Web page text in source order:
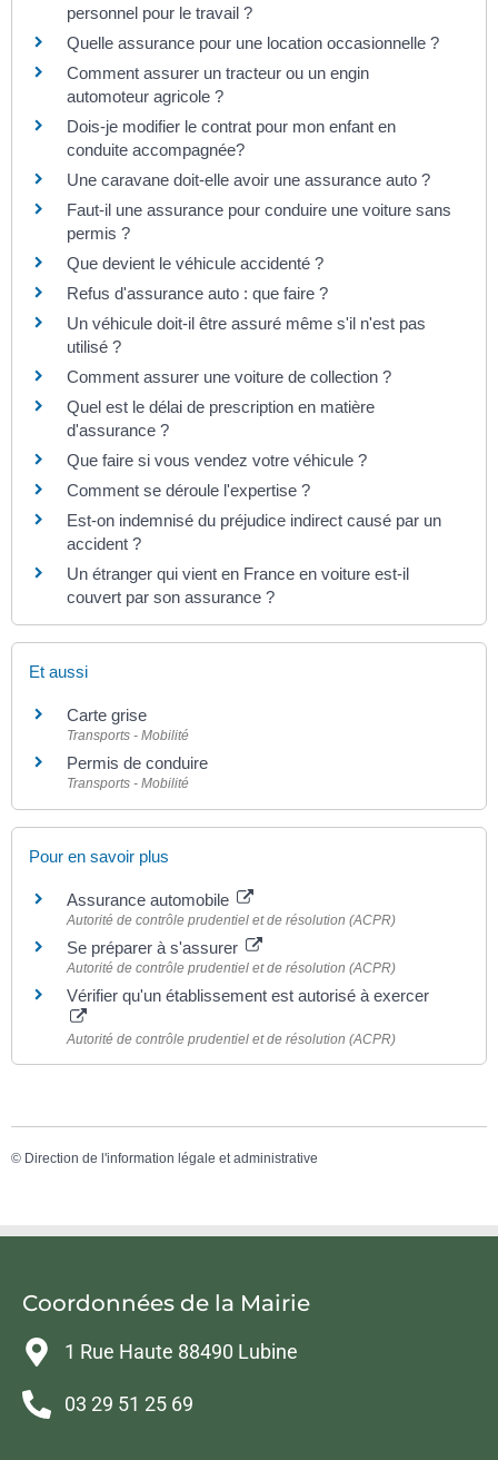
personnel pour le travail ?
Quelle assurance pour une location occasionnelle ?
Comment assurer un tracteur ou un engin
automoteur agricole ?
Dois-je modifier le contrat pour mon enfant en
conduite accompagnée?
Une caravane doit-elle avoir une assurance auto ?
Faut-il une assurance pour conduire une voiture sans
permis ?
Que devient le véhicule accidenté ?
Refus d'assurance auto : que faire ?
Un véhicule doit-il être assuré même s'il n'est pas
utilisé ?
Comment assurer une voiture de collection ?
Quel est le délai de prescription en matière
d'assurance ?
Que faire si vous vendez votre véhicule ?
Comment se déroule l'expertise ?
Est-on indemnisé du préjudice indirect causé par un
accident ?
Un étranger qui vient en France en voiture est-il
couvert par son assurance ?
Et aussi
Carte grise
Transports - Mobilité
Permis de conduire
Transports - Mobilité
Pour en savoir plus
Assurance automobile
Autorité de contrôle prudentiel et de résolution (ACPR)
Se préparer à s'assurer
Autorité de contrôle prudentiel et de résolution (ACPR)
Vérifier qu'un établissement est autorisé à exercer
Autorité de contrôle prudentiel et de résolution (ACPR)
© Direction de l'information légale et administrative
Coordonnées de la Mairie
1 Rue Haute 88490 Lubine
03 29 51 25 69